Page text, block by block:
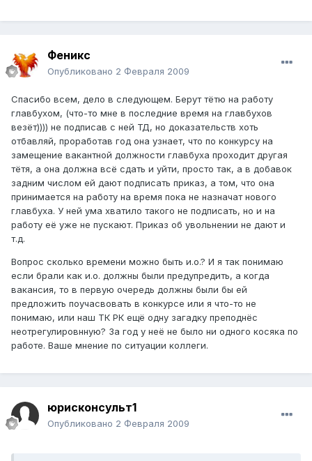
Феникс
Опубликовано 2 Февраля 2009
Спасибо всем, дело в следующем. Берут тётю на работу
главбухом, (что-то мне в последние время на главбухов
везёт)))) не подписав с ней ТД, но доказательств хоть
отбавляй, проработав год она узнает, что по конкурсу на
замещение вакантной должности главбуха проходит другая
тётя, а она должна всё сдать и уйти, просто так, а в добавок
задним числом ей дают подписать приказ, а том, что она
принимается на работу на время пока не назначат нового
главбуха. У ней ума хватило такого не подписать, но и на
работу её уже не пускают. Приказ об увольнении не дают и
т.д.
Вопрос сколько времени можно быть и.о.? И я так понимаю
если брали как и.о. должны были предупредить, а когда
вакансия, то в первую очередь должны были бы ей
предложить поучасвовать в конкурсе или я что-то не
понимаю, или наш ТК РК ещё одну загадку преподнёс
неотрегулировнную? За год у неё не было ни одного косяка по
работе. Ваше мнение по ситуации коллеги.
юрисконсульт1
Опубликовано 2 Февраля 2009